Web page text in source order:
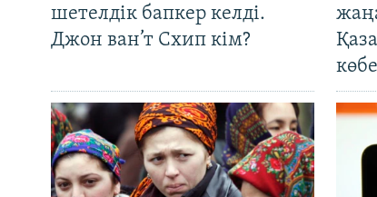
шетелдік бапкер келді.
Джон ван’т Схип кім?